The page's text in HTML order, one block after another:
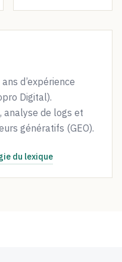
d’expérience
Digital).
analyse de logs et
génératifs (GEO).
Hernandez
du lexique